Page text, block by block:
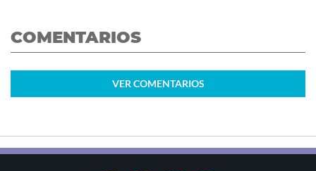
COMENTARIOS
VER COMENTARIOS